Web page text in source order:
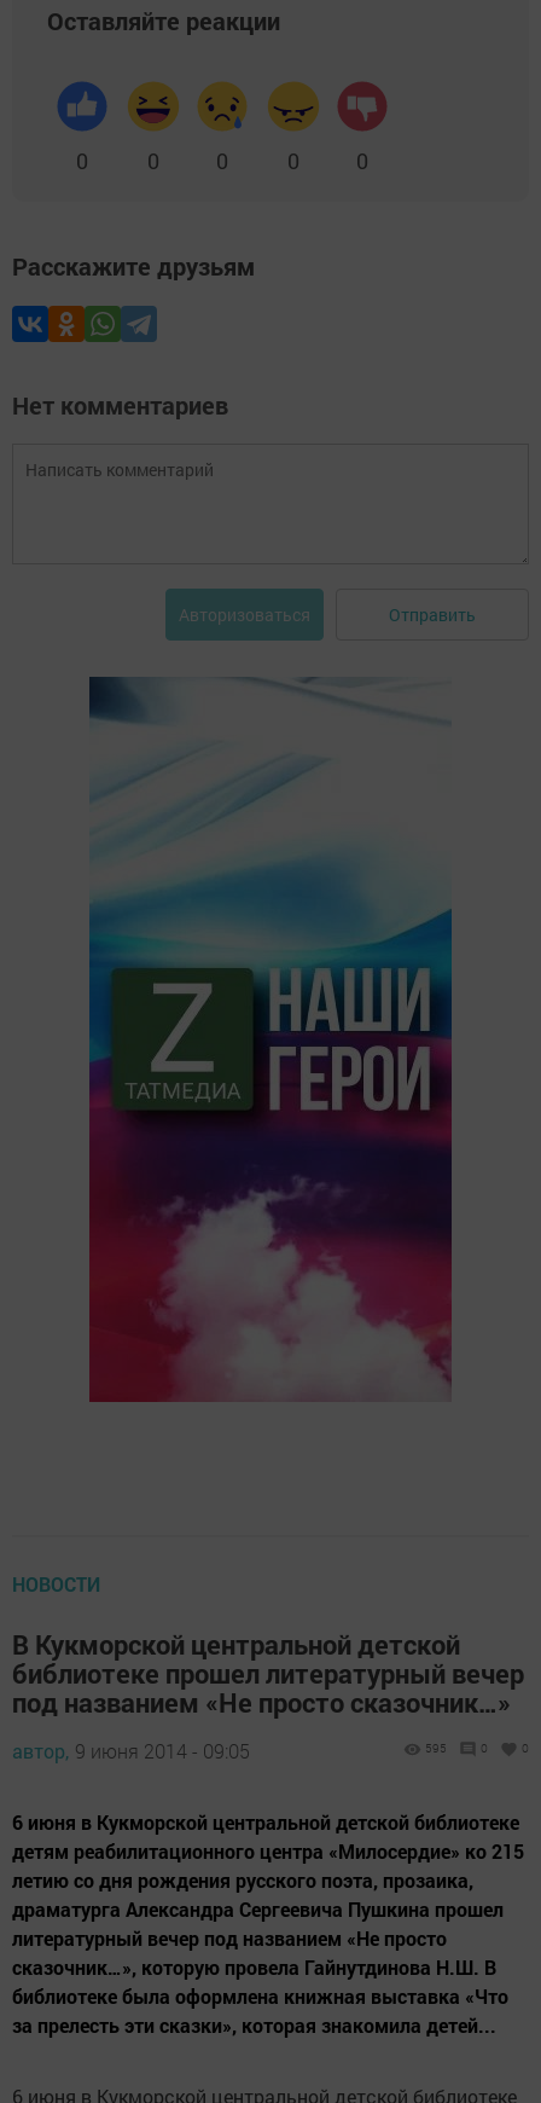
Оставляйте реакции
0 0 0 0 0
Расскажите друзьям
Нет комментариев
Авторизоваться Отправить
НОВОСТИ
В Кукморской центральной детской
библиотеке прошел литературный вечер
под названием «Не просто сказочник…»
автор, 9 июня 2014 - 09:05 595 0 0
6 июня в Кукморской центральной детской библиотеке
детям реабилитационного центра «Милосердие» ко 215
летию со дня рождения русского поэта, прозаика,
драматурга Александра Сергеевича Пушкина прошел
литературный вечер под названием «Не просто
сказочник…», которую провела Гайнутдинова Н.Ш. В
библиотеке была оформлена книжная выставка «Что
за прелесть эти сказки», которая знакомила детей...
6 июня в Кукморской центральной детской библиотеке